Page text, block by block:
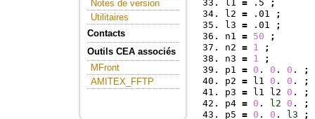
Notes de version
Utilitaires
Contacts
Outils CEA associés
MFront
AMITEX_FFTP
l1 = .5
;
l2 = .01
;
l3 = .01
;
n1 = 50
;
n2 = 1
;
n3 = 1
;
p1 = 0 . 0 . 0 .
;
p2 = l1 0 . 0 .
;
p3 = l1 l2 0 .
;
p4 = 0 . l2 0 .
;
p5 = 0 . 0 . l3
;